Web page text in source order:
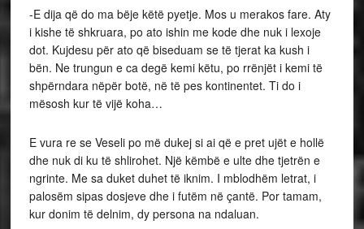
-E dija që do ma bëje këtë pyetje. Mos u merakos fare. Aty
i kishe të shkruara, po ato ishin me kode dhe nuk i lexoje
dot. Kujdesu për ato që biseduam se të tjerat ka kush i
bën. Ne trungun e ca degë kemi këtu, po rrënjët i kemi të
shpërndara nëpër botë, në të pes kontinentet. Ti do i
mësosh kur të vijë koha…
E vura re se Veseli po më dukej si ai që e pret ujët e hollë
dhe nuk di ku të shlirohet. Një këmbë e ulte dhe tjetrën e
ngrinte. Me sa duket duhet të iknim. I mblodhëm letrat, i
palosëm sipas dosjeve dhe i futëm në çantë. Por tamam,
kur donim të delnim, dy persona na ndaluan.